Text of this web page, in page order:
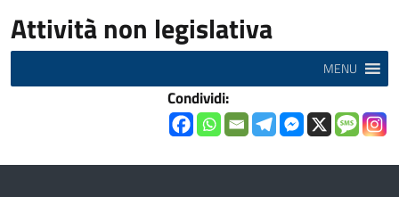
Attività non legislativa
MENU
Condividi: